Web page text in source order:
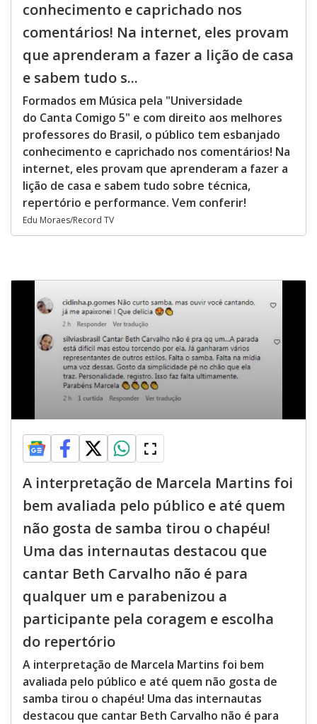
conhecimento e caprichado nos
comentários! Na internet, eles provam
que aprenderam a fazer a lição de casa
e sabem tudo s...
Formados em Música pela "Universidade
do Canta Comigo 5" e com direito aos melhores
professores do Brasil, o público tem esbanjado
conhecimento e caprichado nos comentários! Na
internet, eles provam que aprenderam a fazer a
lição de casa e sabem tudo sobre técnica,
repertório e performance. Vem conferir!
Edu Moraes/Record TV
A interpretação de Marcela Martins foi
bem avaliada pelo público e até quem
não gosta de samba tirou o chapéu!
Uma das internautas destacou que
cantar Beth Carvalho não é para
qualquer um e parabenizou a
participante pela coragem e escolha
do repertório
A interpretação de Marcela Martins foi bem
avaliada pelo público e até quem não gosta de
samba tirou o chapéu! Uma das internautas
destacou que cantar Beth Carvalho não é para